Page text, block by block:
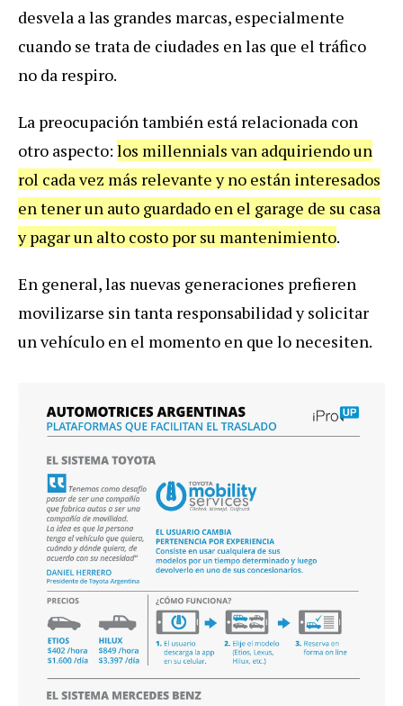
desvela a las grandes marcas, especialmente
cuando se trata de ciudades en las que el tráfico
no da respiro.
La preocupación también está relacionada con
otro aspecto: los millennials van adquiriendo un
rol cada vez más relevante y no están interesados
en tener un auto guardado en el garage de su casa
y pagar un alto costo por su mantenimiento.
En general, las nuevas generaciones prefieren
movilizarse sin tanta responsabilidad y solicitar
un vehículo en el momento en que lo necesiten.